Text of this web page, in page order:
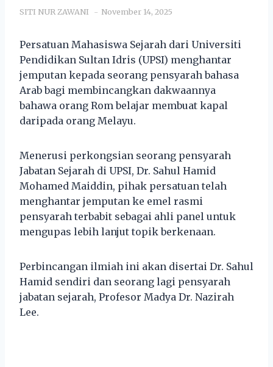
SITI NUR ZAWANI November 14, 2025
Persatuan Mahasiswa Sejarah dari Universiti
Pendidikan Sultan Idris (UPSI) menghantar
jemputan kepada seorang pensyarah bahasa
Arab bagi membincangkan dakwaannya
bahawa orang Rom belajar membuat kapal
daripada orang Melayu.
Menerusi perkongsian seorang pensyarah
Jabatan Sejarah di UPSI, Dr. Sahul Hamid
Mohamed Maiddin, pihak persatuan telah
menghantar jemputan ke emel rasmi
pensyarah terbabit sebagai ahli panel untuk
mengupas lebih lanjut topik berkenaan.
Perbincangan ilmiah ini akan disertai Dr. Sahul
Hamid sendiri dan seorang lagi pensyarah
jabatan sejarah, Profesor Madya Dr. Nazirah
Lee.